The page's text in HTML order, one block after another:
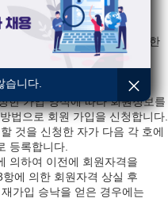
에 따라 교회 회원으로 가입한
를 말합니다.
한 가입 양식에 따라 회원정보를
법으로 회원 가입을 신청합니다.
것을 신청한 자가 다음 각 호에
등록합니다.
의하여 이전에 회원자격을
에 의한 회원자격 상실 후
가입 승낙을 얻은 경우에는
습니다.